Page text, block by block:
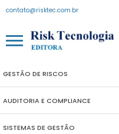
contato@risktec.com.br
GESTÃO DE RISCOS
AUDITORIA E COMPLIANCE
SISTEMAS DE GESTÃO